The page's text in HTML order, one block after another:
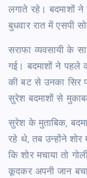
लगाते रहे। बदमाशों
बुधवार रात में एसपी
सराफा व्यवसायी के
गई। बदमाशों ने पहले
की बट से उनका सिर
सुरेश बदमाशों से
सुरेश के मुताबिक,
रहे थे, तब उन्होंने शोर
कि शोर मचाया तो
कूदकर अपनी जान